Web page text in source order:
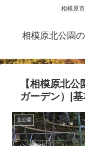
相模原
相模原北公園
【相模原北
ガーデン）|
北公園